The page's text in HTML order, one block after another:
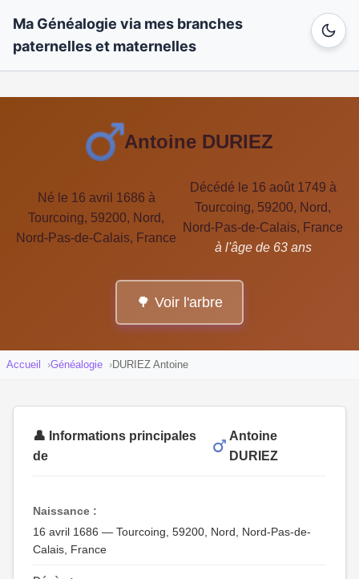
Ma Généalogie via mes branches
paternelles et maternelles
Antoine DURIEZ
Né le 16 avril 1686 à
Tourcoing, 59200, Nord,
Nord-Pas-de-Calais, France
Décédé le 16 août 1749 à
Tourcoing, 59200, Nord,
Nord-Pas-de-Calais, France
à l'âge de 63 ans
🌳 Voir l'arbre
Accueil Généalogie DURIEZ Antoine
👤 Informations principales
de
Antoine
DURIEZ
Naissance :
16 avril 1686 — Tourcoing, 59200, Nord, Nord-Pas-de-
Calais, France